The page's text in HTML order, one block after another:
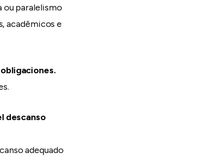
ou paralelismo
acadêmicos e
descanso
adequado